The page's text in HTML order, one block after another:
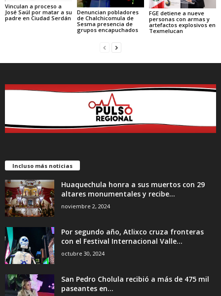
Vinculan a proceso a
José Saúl por matar a su
padre en Ciudad Serdán
Denuncian pobladores
de Chalchicomula de
Sesma presencia de
grupos encapuchados
FGE detiene a nueve
personas con armas y
artefactos explosivos en
Texmelucan
Incluso más noticias
Huaquechula honra a sus muertos con 29
altares monumentales y recibe...
noviembre 2, 2024
Por segundo año, Atlixco cruza fronteras
con el Festival Internacional Valle...
octubre 30, 2024
San Pedro Cholula recibió a más de 475 mil
paseantes en...